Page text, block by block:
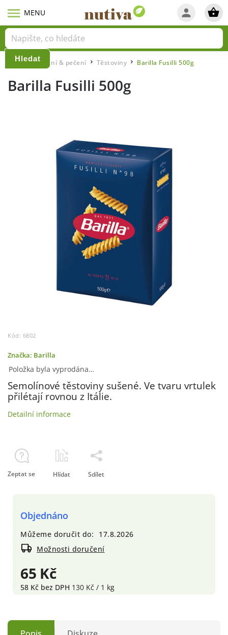
Hledat
Domů / Vaření & pečení Těstoviny / Barilla Fusilli 500g
Barilla Fusilli 500g
Kód: 6802
Značka: Barilla
65 Kč
58 Kč bez DPH 130 Kč / 1 kg
Objednáno
Můžeme doručit do:
17.8.2026
Možnosti doručení
Položka byla vyprodána…
Semolínové těstoviny sušené. Ve tvaru vrtulek
přilétají rovnou z Itálie.
Detailní informace
Zeptat se Hlídat Sdílet